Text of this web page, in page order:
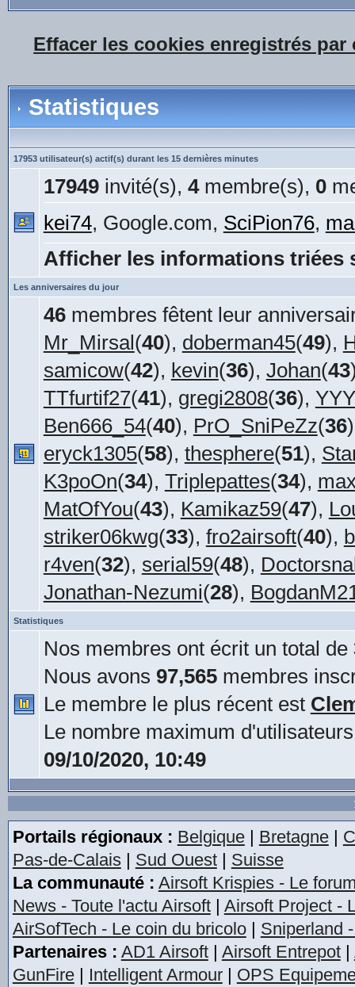
Effacer les cookies enregistrés par
Statistiques
17953 utilisateur(s) actif(s) durant les 15 dernières minutes
17949invité(s), 4membre(s), 0
kei74, Google.com, SciPion76,
Afficher les informations triées
Les anniversaires du jour
46membres fêtent leur
Mr_Mirsal(40), doberman45(49),
samicow(42), kevin(36), Johan(43
TTfurtif27(41), gregi2808(36),
Ben666_54(40), PrO_SniPeZz(36
eryck1305(58), thesphere(51),
K3poOn(34), Triplepattes(34),
MatOfYou(43), Kamikaz59(47),
striker06kwg(33), fro2airsoft(40),
r4ven(32), serial59(48),
Jonathan-Nezumi(28),
Statistiques
Nos membres ont écrit un total de
Nous avons 97,565membres
Le membre le plus récent est
Le nombre maximum
09/10/2020, 10:49
Portails régionaux : Belgique| Bretagne|
Pas-de-Calais| Sud Ouest| Suisse
La communauté : Airsoft Krispies - Le
News - Toute l'actu Airsoft| Airsoft Project -
AirSofTech - Le coin du bricolo| Sniperland
Partenaires : AD1 Airsoft| Airsoft Entrepot|
GunFire| Intelligent Armour| OPS